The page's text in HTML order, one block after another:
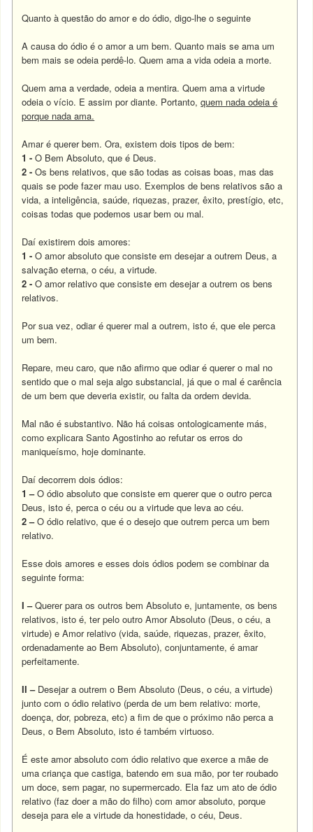
Quanto à questão do amor e do ódio, digo-lhe o seguinte
A causa do ódio é o amor a um bem. Quanto mais se ama um
bem mais se odeia perdê-lo. Quem ama a vida odeia a morte.
Quem ama a verdade, odeia a mentira. Quem ama a virtude
odeia o vício. E assim por diante. Portanto,quem nada odeia é
porque nada ama.
Amar é querer bem. Ora, existem dois tipos de bem:
1 - O Bem Absoluto, que é Deus.
2 - Os bens relativos, que são todas as coisas boas, mas das
quais se pode fazer mau uso. Exemplos de bens relativos são a
vida, a inteligência, saúde, riquezas, prazer, êxito, prestígio, etc,
coisas todas que podemos usar bem ou mal.
Daí existirem dois amores:
1 - O amor absoluto que consiste em desejar a outrem Deus, a
salvação eterna, o céu, a virtude.
2 -O amor relativo que consiste em desejar a outrem os bens
relativos.
Por sua vez, odiar é querer mal a outrem, isto é, que ele perca
um bem.
Repare, meu caro, que não afirmo que odiar é querer o mal no
sentido que o mal seja algo substancial, já que o mal é carência
de um bem que deveria existir, ou falta da ordem devida.
Mal não é substantivo. Não há coisas ontologicamente más,
como explicara Santo Agostinho ao refutar os erros do
maniqueísmo, hoje dominante.
Daí decorrem dois ódios:
1 –O ódio absoluto que consiste em querer que o outro perca
Deus, isto é, perca o céu ou a virtude que leva ao céu.
2 –O ódio relativo, que é o desejo que outrem perca um bem
relativo.
Esse dois amores e esses dois ódios podem se combinar da
seguinte forma:
I –Querer para os outros bem Absoluto e, juntamente, os bens
relativos, isto é, ter pelo outro Amor Absoluto (Deus, o céu, a
virtude) e Amor relativo (vida, saúde, riquezas, prazer, êxito,
ordenadamente ao Bem Absoluto), conjuntamente, é amar
perfeitamente.
II –Desejar a outrem o Bem Absoluto (Deus, o céu, a virtude)
junto com o ódio relativo (perda de um bem relativo: morte,
doença, dor, pobreza, etc) a fim de que o próximo não perca a
Deus, o Bem Absoluto, isto é também virtuoso.
É este amor absoluto com ódio relativo que exerce a mãe de
uma criança que castiga, batendo em sua mão, por ter roubado
um doce, sem pagar, no supermercado. Ela faz um ato de ódio
relativo (faz doer a mão do filho) com amor absoluto, porque
deseja para ele a virtude da honestidade, o céu, Deus.